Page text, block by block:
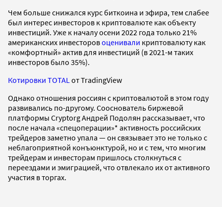
Чем больше снижался курс биткоина и эфира, тем слабее
был интерес инвесторов к криптовалюте как объекту
инвестиций. Уже к началу осени 2022 года только 21%
американских инвесторовоценивали криптовалюту как
«комфортный» актив для инвестиций (в 2021-м таких
инвесторов было 35%).
Котировки TOTAL от TradingView
Однако отношения россиян с криптовалютой в этом году
развивались по-другому. Сооснователь биржевой
платформы Cryptorg Андрей Подолян рассказывает, что
после начала «спецоперации»* активность российских
трейдеров заметно упала — он связывает это не только с
неблагоприятной конъюнктурой, но и с тем, что многим
трейдерам и инвесторам пришлось столкнуться с
переездами и эмиграцией, что отвлекало их от активного
участия в торгах.